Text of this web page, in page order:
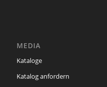
MEDIA
Kataloge
Katalog anfordern